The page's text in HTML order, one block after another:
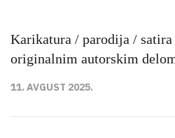
Karikatura / parodija / satira
originalnim autorskim
11. AVGUST 2025.